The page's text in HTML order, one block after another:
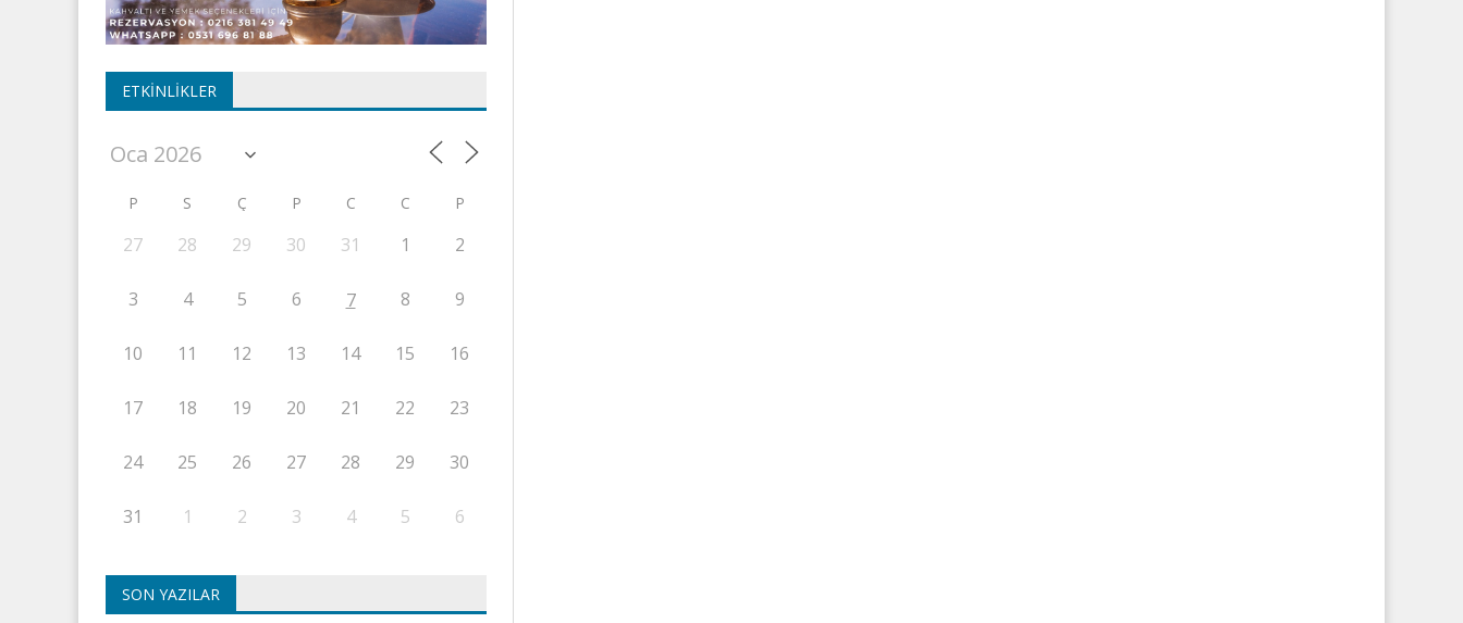
ETKINLIKLER
P S Ç P C C P
27 28 29 30 31 1 2
3 4 5 6 7 8 9
10 11 12 13 14 15 16
17 18 19 20 21 22 23
24 25 26 27 28 29 30
31 1 2 3 4 5 6
SON YAZILAR